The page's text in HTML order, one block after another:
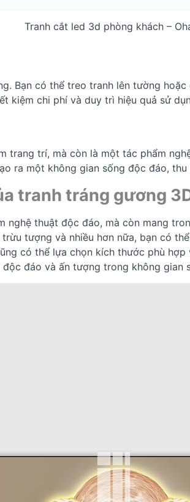
Tranh cắt led 3d phòng khách –
Bạn có thể treo tranh lên tường
kiệm chi phí và duy trì hiệu quả sử
trang trí, mà còn là một tác phẩm
ra một không gian sống độc đáo,
tranh tráng gương
thuật độc đáo, mà còn mang
tượng và nhiều hơn nữa, bạn có
có thể lựa chọn kích thước phù
đáo và ấn tượng trong không gian